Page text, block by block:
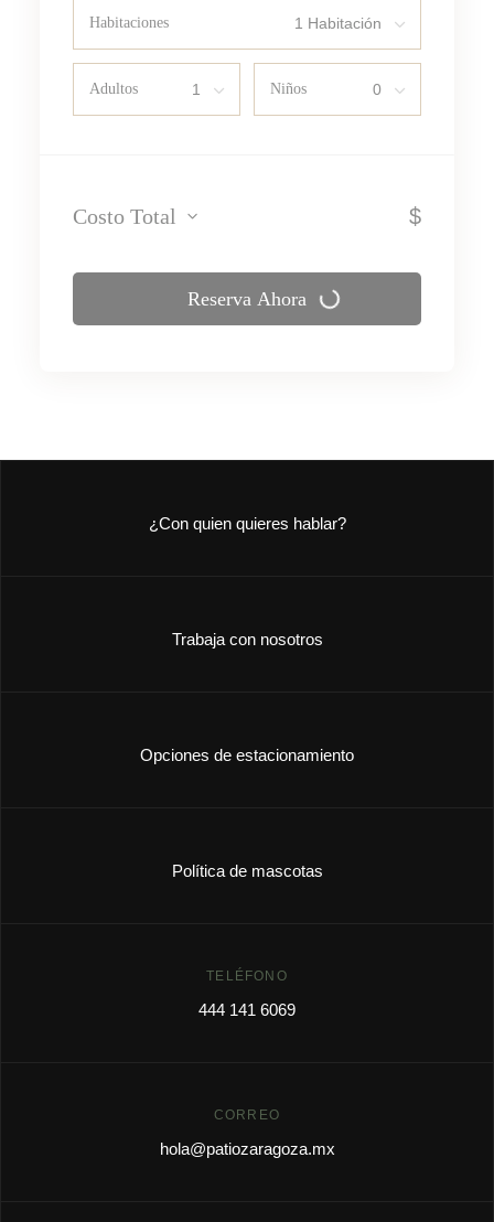
Habitaciones
Adultos Niños
Costo Total $
Reserva Ahora
¿Con quien quieres hablar?
Trabaja con nosotros
Opciones de estacionamiento
Política de mascotas
TELÉFONO
444 141 6069
CORREO
hola@patiozaragoza.mx